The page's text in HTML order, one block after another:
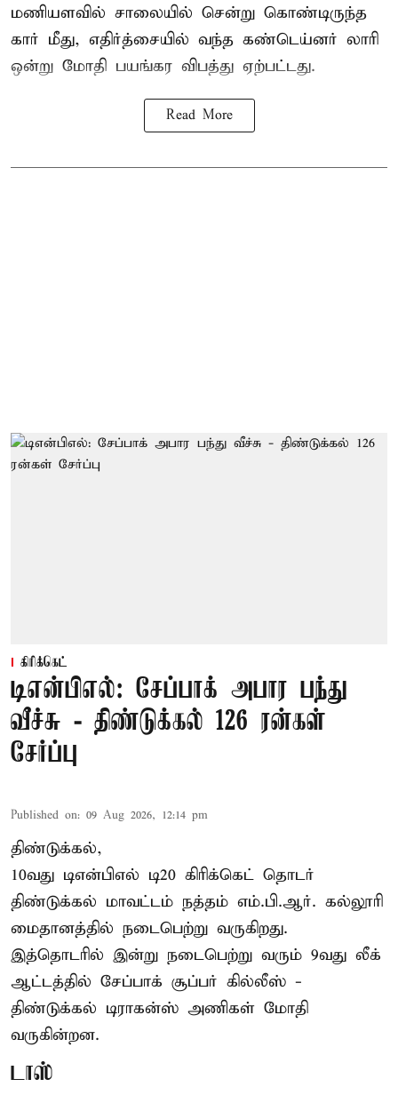
மணியளவில் சாலையில் சென்று கொண்டிருந்த
கார் மீது, எதிர்த்சையில் வந்த கண்டெய்னர் லாரி
ஒன்று மோதி பயங்கர விபத்து ஏற்பட்டது.
Read More
கிரிக்கெட்
டிஎன்பிஎல்: சேப்பாக் அபார பந்து
வீச்சு - திண்டுக்கல் 126 ரன்கள்
சேர்ப்பு
Published on: 09 Aug 2026, 12:14 pm
திண்டுக்கல்,
10வது டிஎன்பிஎல் டி20 கிரிக்கெட் தொடர்
திண்டுக்கல் மாவட்டம் நத்தம் எம்.பி.ஆர். கல்லூரி
மைதானத்தில் நடைபெற்று வருகிறது.
இத்தொடரில் இன்று நடைபெற்று வரும் 9வது லீக்
ஆட்டத்தில் சேப்பாக் சூப்பர் கில்லீஸ் -
திண்டுக்கல் டிராகன்ஸ் அணிகள் மோதி
வருகின்றன.
டாஸ்